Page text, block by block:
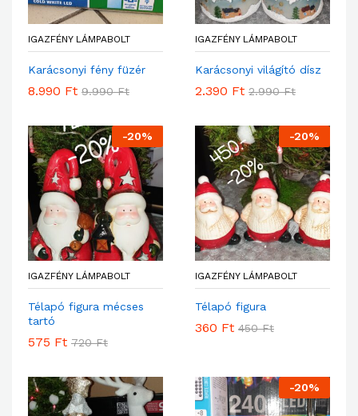
IGAZFÉNY LÁMPABOLT
Karácsonyi fény füzér
8.990 Ft 9.990Ft
IGAZFÉNY LÁMPABOLT
Karácsonyi világító dísz
2.390 Ft 2.990Ft
-20%
IGAZFÉNY LÁMPABOLT
Télapó figura mécses
tartó
575 Ft 720Ft
-20%
IGAZFÉNY LÁMPABOLT
Télapó figura
360 Ft 450Ft
-20%